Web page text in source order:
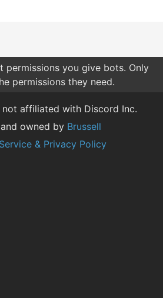
permissions you give bots. Only
permissions they need.
affiliated with Discord Inc.
owned by Brussell
& Privacy Policy